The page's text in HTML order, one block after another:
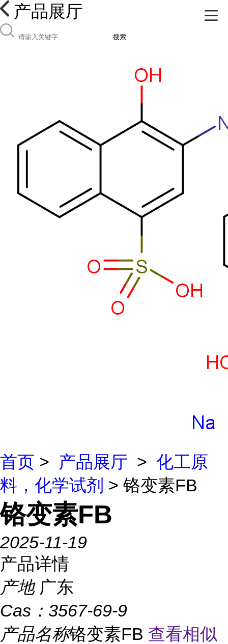
产品展厅
搜索
首页 > 产品展厅 > 化工原
料，化学试剂 > 铬变素FB
铬变素FB
2025-11-19
产品详情
产地 广东
Cas： 3567-69-9
产品名称铬变素FB 查看相似